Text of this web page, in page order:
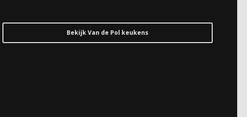
Bekijk Van de Pol keukens